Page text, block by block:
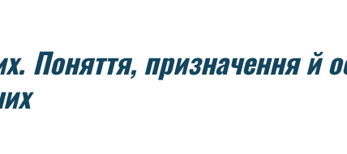
Поняття, призначення й